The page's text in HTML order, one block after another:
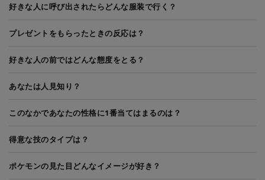
好きな人に呼び出されたらどんな服装で行く？
プレゼントをもらったときの反応は？
好きな人の前ではどんな態度をとる？
あなたは人見知り？
このなかであなたの性格に1番当てはまるのは？
得意な技のタイプは？
ポケモンの見た目どんなイメージが好き？